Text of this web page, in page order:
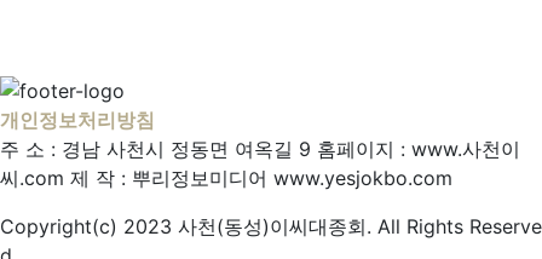
개인정보처리방침
주 소 : 경남 사천시 정동면 여옥길 9 홈페이지 : www.사천이
씨.com 제 작 : 뿌리정보미디어 www.yesjokbo.com
Copyright(c) 2023 사천(동성)이씨대종회. All Rights Reserve